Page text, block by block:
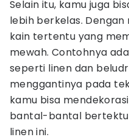
Selain itu, kamu juga
lebih berkelas.
kain tertentu yang
mewah. Contohnya
seperti linen dan
menggantinya pada
kamu bisa
bantal-bantal
linen ini.